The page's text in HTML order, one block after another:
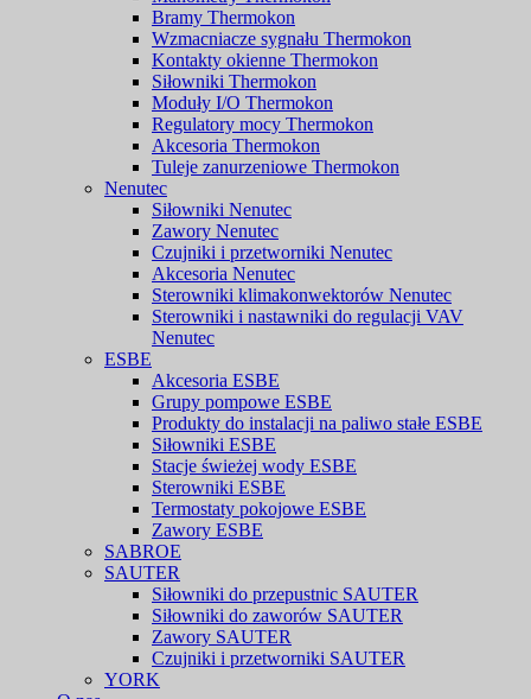
Bramy Thermokon
Wzmacniacze sygnału Thermokon
Kontakty okienne Thermokon
Siłowniki Thermokon
Moduły I/O Thermokon
Regulatory mocy Thermokon
Akcesoria Thermokon
Tuleje zanurzeniowe Thermokon
Nenutec
Siłowniki Nenutec
Zawory Nenutec
Czujniki i przetworniki Nenutec
Akcesoria Nenutec
Sterowniki klimakonwektorów Nenutec
Sterowniki i nastawniki do regulacji VAV
Nenutec
ESBE
Akcesoria ESBE
Grupy pompowe ESBE
Produkty do instalacji na paliwo stałe ESBE
Siłowniki ESBE
Stacje świeżej wody ESBE
Sterowniki ESBE
Termostaty pokojowe ESBE
Zawory ESBE
SABROE
SAUTER
Siłowniki do przepustnic SAUTER
Siłowniki do zaworów SAUTER
Zawory SAUTER
Czujniki i przetworniki SAUTER
YORK